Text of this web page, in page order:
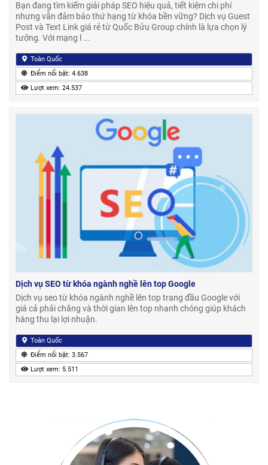
Bạn đang tìm kiếm giải pháp SEO hiệu quả, tiết kiệm chi phí
nhưng vẫn đảm bảo thứ hạng từ khóa bền vững? Dịch vụ Guest
Post và Text Link giá rẻ từ Quốc Bửu Group chính là lựa chọn lý
tưởng. Với mạng l ...
Toàn Quốc
Điểm nổi bật: 4.638
Lượt xem: 24.537
Dịch vụ SEO từ khóa ngành nghề lên top Google
Dịch vụ seo từ khóa ngành nghề lên top trang đầu Google với
giá cả phải chăng và thời gian lên top nhanh chóng giúp khách
hàng thu lại lợi nhuận.
Toàn Quốc
Điểm nổi bật: 3.567
Lượt xem: 5.511